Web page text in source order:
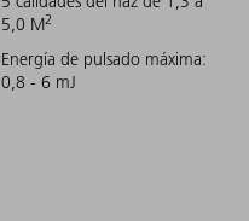
5,0 M2
Energía de pulsado máxima:
0,8 - 6 mJ